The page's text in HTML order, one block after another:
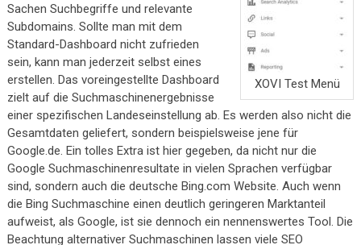
XOVI Test Menü
Sachen Suchbegriffe und relevante
Subdomains. Sollte man mit dem
Standard-Dashboard nicht zufrieden
sein, kann man jederzeit selbst eines
erstellen. Das voreingestellte Dashboard
zielt auf die Suchmaschinenergebnisse
einer spezifischen Landeseinstellung ab. Es werden also nicht die
Gesamtdaten geliefert, sondern beispielsweise jene für
Google.de. Ein tolles Extra ist hier gegeben, da nicht nur die
Google Suchmaschinenresultate in vielen Sprachen verfügbar
sind, sondern auch die deutsche Bing.com Website. Auch wenn
die Bing Suchmaschine einen deutlich geringeren Marktanteil
aufweist, als Google, ist sie dennoch ein nennenswertes Tool. Die
Beachtung alternativer Suchmaschinen lassen viele SEO